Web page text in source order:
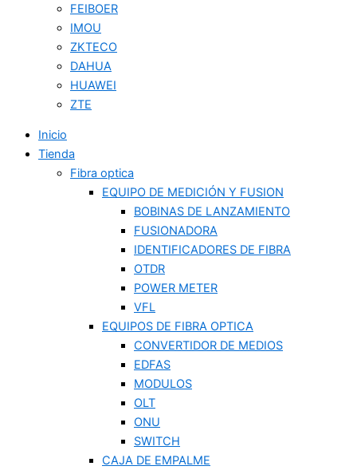
FEIBOER
IMOU
ZKTECO
DAHUA
HUAWEI
ZTE
Inicio
Tienda
Fibra optica
EQUIPO DE MEDICIÓN Y FUSION
BOBINAS DE LANZAMIENTO
FUSIONADORA
IDENTIFICADORES DE FIBRA
OTDR
POWER METER
VFL
EQUIPOS DE FIBRA OPTICA
CONVERTIDOR DE MEDIOS
EDFAS
MODULOS
OLT
ONU
SWITCH
CAJA DE EMPALME